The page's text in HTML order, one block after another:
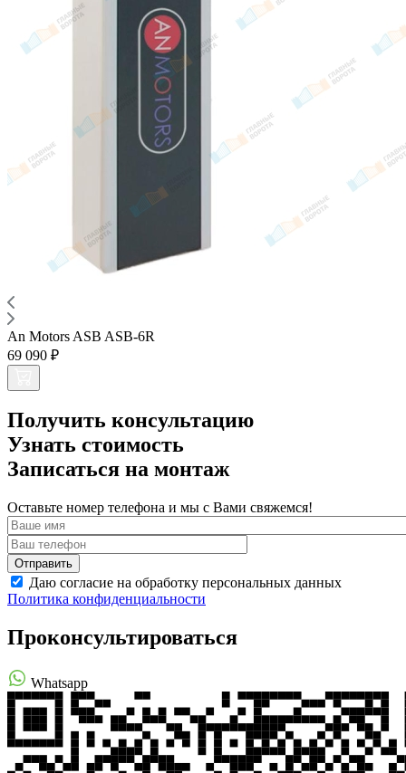
An Motors ASB ASB-6R
69 090 ₽
Получить консультацию
Узнать стоимость
Записаться на монтаж
Оставьте номер телефона и мы с Вами свяжемся!
Даю согласие на обработку персональных данных
Политика конфиденциальности
Проконсультироваться
Whatsapp